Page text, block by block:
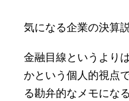
気になる企業の決算
金融目線というより
かという個人的視点
る勘弁的なメモにな